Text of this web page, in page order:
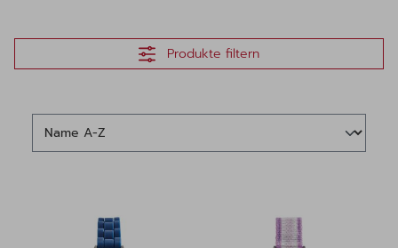
Produkte filtern